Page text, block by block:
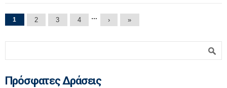
Σελίδες
1 2 3 4 … › »
Πρόσφατες Δράσεις